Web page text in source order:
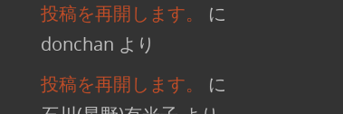
投稿を再開します。
に
donchan より
投稿を再開します。
に